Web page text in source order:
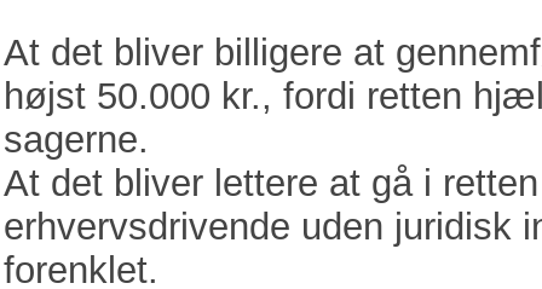
At det bliver billigere at
højst 50.000 kr., fordi retten
sagerne.
At det bliver lettere at gå i
erhvervsdrivende uden juridisk
forenklet.